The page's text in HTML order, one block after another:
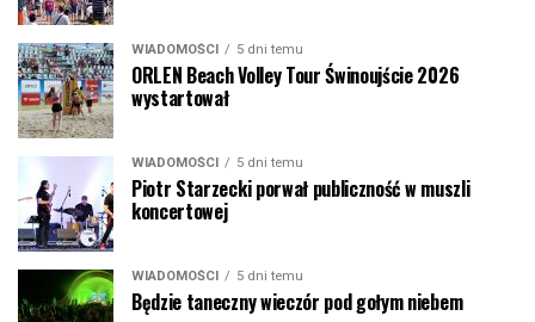
WIADOMOŚCI 5 dni temu
ORLEN Beach Volley Tour Świnoujście 2026
wystartował
WIADOMOŚCI 5 dni temu
Piotr Starzecki porwał publiczność w muszli
koncertowej
WIADOMOŚCI 5 dni temu
Będzie taneczny wieczór pod gołym niebem